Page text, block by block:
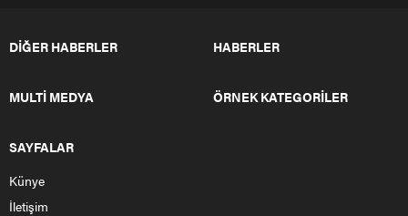
DİĞER HABERLER HABERLER
MULTİ MEDYA ÖRNEK KATEGORİLER
SAYFALAR
Künye
İletişim